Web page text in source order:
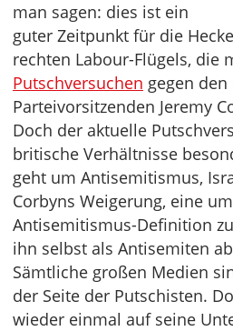
man sagen: dies ist ein
guter Zeitpunkt für die
rechten Labour-Flügels, die
Putschversuchen gegen
Parteivorsitzenden Jeremy
Doch der aktuelle
britische Verhältnisse
geht um Antisemitismus,
Corbyns Weigerung, eine
Antisemitismus-Definition
ihn selbst als Antisemiten
Sämtliche großen Medien
der Seite der Putschisten.
wieder einmal auf seine